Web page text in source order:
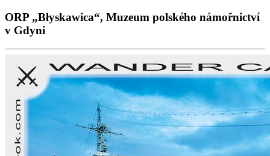
ORP „Błyskawica“, Muzeum polského námořnictví
v Gdyni